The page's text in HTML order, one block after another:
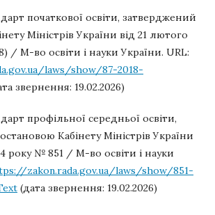
початкової освіти, затверджений
Міністрів України від 21 лютого
/ М-во освіти і науки України. URL:
laws/show/87-2018-
звернення: 19.02.2026)
профільної середньої освіти,
Кабінету Міністрів України
року № 851 / М-во освіти і науки
zakon.rada.gov.ua/laws/show/851-
(дата звернення: 19.02.2026)